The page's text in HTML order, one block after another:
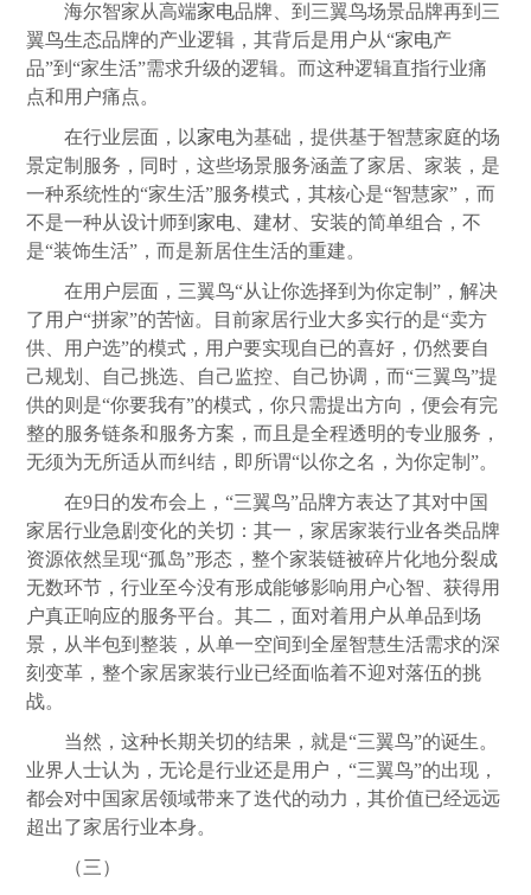
海尔智家从高端家电品牌、到三翼鸟场景品牌再到三
翼鸟生态品牌的产业逻辑，其背后是用户从“家电产
品”到“家生活”需求升级的逻辑。而这种逻辑直指行业痛
点和用户痛点。
在行业层面，以家电为基础，提供基于智慧家庭的场
景定制服务，同时，这些场景服务涵盖了家居、家装，是
一种系统性的“家生活”服务模式，其核心是“智慧家”，而
不是一种从设计师到 家电 、建材、安装的简单组合，不
是“装饰生活”，而是新居住生活的重建。
在用户层面，三翼鸟“从让你选择到为你定制”，解决
了用户“拼家”的苦恼。目前家居行业大多实行的是“卖方
供、用户选”的模式，用户要实现自已的喜好，仍然要自
己规划、自己挑选、自己监控、自己协调，而“三翼鸟”提
供的则是“你要我有”的模式，你只需提出方向，便会有完
整的服务链条和服务方案，而且是全程透明的专业服务，
无须为无所适从而纠结，即所谓“以你之名，为你定制”。
在9日的发布会上，“三翼鸟”品牌方表达了其对中国
家居行业急剧变化的关切：其一，家居家装行业各类品牌
资源依然呈现“孤岛”形态，整个家装链被碎片化地分裂成
无数环节，行业至今没有形成能够影响用户心智、获得用
户真正响应的服务平台。其二，面对着用户从单品到场
景，从半包到整装，从单一空间到全屋智慧生活需求的深
刻变革，整个家居家装行业已经面临着不迎对落伍的挑
战。
当然，这种长期关切的结果，就是“三翼鸟”的诞生。
业界人士认为，无论是行业还是用户，“三翼鸟”的出现，
都会对中国家居领域带来了迭代的动力，其价值已经远远
超出了家居行业本身。
（三）